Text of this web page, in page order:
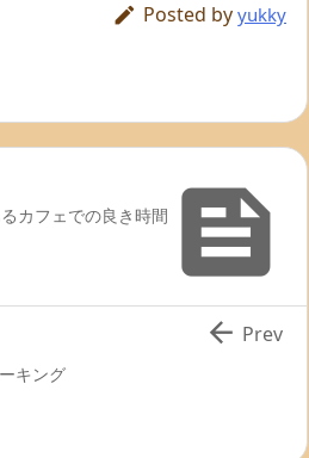
 Posted by yukky

カフェでの良き時間
キング
 Prev